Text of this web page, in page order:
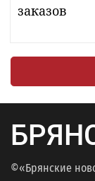
заказов
©«Брянские